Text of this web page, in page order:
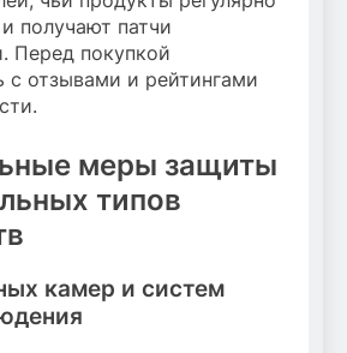
получают патчи
Перед покупкой
с отзывами и рейтингами
меры защиты
типов
камер и систем